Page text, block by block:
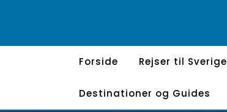
Forside Rejser til Sverige
Destinationer og Guides